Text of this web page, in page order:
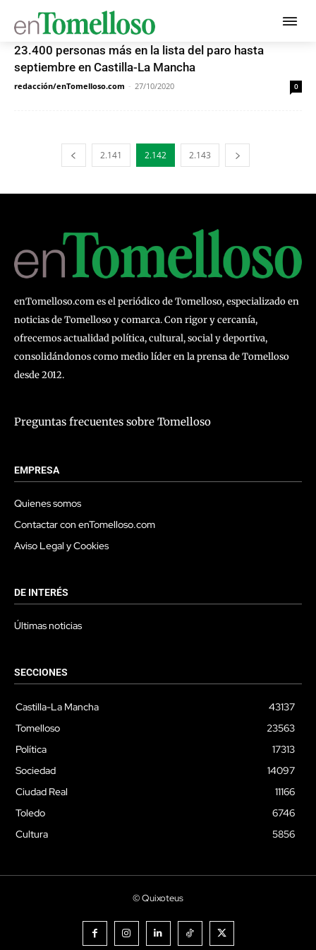
23.400 personas más en la lista del paro hasta
septiembre en Castilla-La Mancha
redacción/enTomelloso.com - 27/10/2020 0
2.141 2.142 2.143
enTomelloso.com es el periódico de Tomelloso, especializado en
noticias de Tomelloso y comarca. Con rigor y cercanía,
ofrecemos actualidad política, cultural, social y deportiva,
consolidándonos como medio líder en la prensa de Tomelloso
desde 2012.
Preguntas frecuentes sobre Tomelloso
EMPRESA
Quienes somos
Contactar con enTomelloso.com
Aviso Legal y Cookies
DE INTERÉS
Últimas noticias
SECCIONES
Castilla-La Mancha
43137
Tomelloso
23563
Política
17313
Sociedad
14097
Ciudad Real
11166
Toledo
6746
Cultura
5856
© Quixoteus